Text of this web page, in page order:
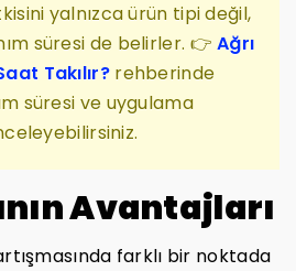
yalnızca ürün tipi değil,
süresi de belirler. 👉Ağrı
Takılır?rehberinde
süresi ve uygulama
Avantajları
farklı bir noktada